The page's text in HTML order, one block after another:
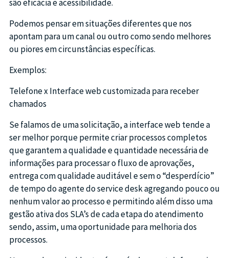
são eficácia e acessibilidade.
Podemos pensar em situações diferentes que nos
apontam para um canal ou outro como sendo melhores
ou piores em circunstâncias específicas.
Exemplos:
Telefone x Interface web customizada para receber
chamados
Se falamos de uma solicitação, a interface web tende a
ser melhor porque permite criar processos completos
que garantem a qualidade e quantidade necessária de
informações para processar o fluxo de aprovações,
entrega com qualidade auditável e sem o “desperdício”
de tempo do agente do service desk agregando pouco ou
nenhum valor ao processo e permitindo além disso uma
gestão ativa dos SLA’s de cada etapa do atendimento
sendo, assim, uma oportunidade para melhoria dos
processos.